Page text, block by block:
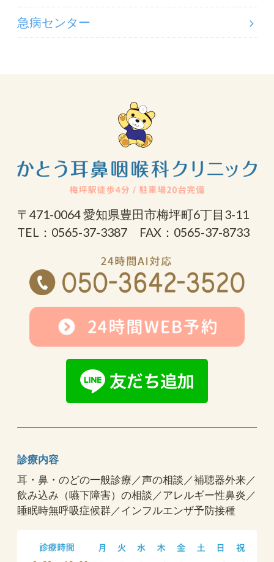
急病センター
〒471-0064 愛知県豊田市梅坪町6丁目3-11
TEL：0565-37-3387 FAX：0565-37-8733
診療内容
耳・鼻・のどの一般診療／声の相談／補聴器外来／
飲み込み（嚥下障害）の相談／アレルギー性鼻炎／
睡眠時無呼吸症候群／インフルエンザ予防接種